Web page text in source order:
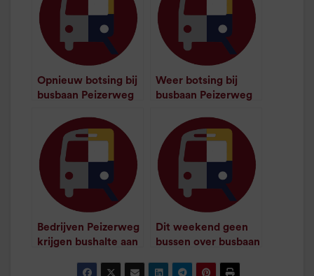
Opnieuw botsing bij
busbaan Peizerweg
Weer botsing bij
busbaan Peizerweg
Bedrijven Peizerweg
krijgen bushalte aan
minuut leestijd
Dit weekend geen
bussen over busbaan
/ minuut leestijd